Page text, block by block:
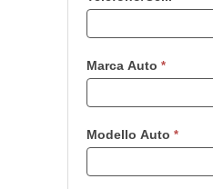
Marca Auto *
Modello Auto *
vuoto.